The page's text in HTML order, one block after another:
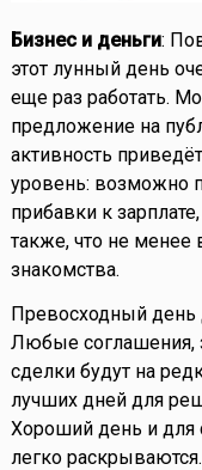
Бизнес и деньги:
этот лунный день
еще раз работать.
предложение на
активность
уровень: возможно
прибавки к
также, что не
знакомства.
Превосходный день
Любые соглашения,
сделки будут на
лучших дней для
Хороший день и для
легко раскрываются.